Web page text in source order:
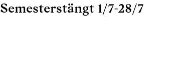
Semesterstängt 1/7-28/7